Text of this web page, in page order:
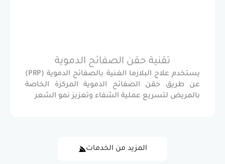
تقنية حقن الصفائح الدموية
يستخدم علاج البلازما الغنية بالصفائح الدموية (PRP)
حقن الصفائح الدموية المركزة الخاصة
عملية الشفاء وتعزيز نمو الشعر
المزيد من الخدمات